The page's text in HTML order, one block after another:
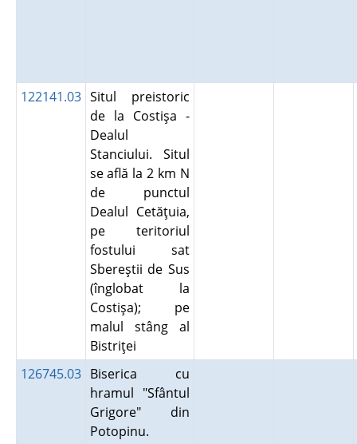
122141.03 Situl preistoric
de la Costişa -
Dealul
Stanciului. Situl
se află la 2 km N
de punctul
Dealul Cetăţuia,
pe teritoriul
fostului sat
Sbereştii de Sus
(înglobat la
Costişa); pe
malul stâng al
Bistriţei
126745.03 Biserica cu
hramul "Sfântul
Grigore" din
Potopinu.